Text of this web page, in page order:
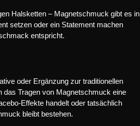
Halsketten – Magnetschmuck gibt es in
setzen oder ein Statement machen
entspricht.
oder Ergänzung zur traditionellen
das Tragen von Magnetschmuck eine
Effekte handelt oder tatsächlich
bleibt bestehen.